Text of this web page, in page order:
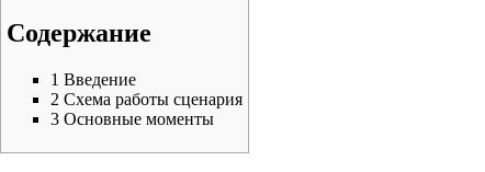
Содержание
1 Введение
2 Схема работы сценария
3 Основные моменты